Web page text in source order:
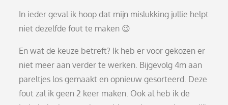
In ieder geval ik hoop dat mijn mislukking jullie helpt
niet dezelfde fout te maken 😉
En wat de keuze betreft? Ik heb er voor gekozen er
niet meer aan verder te werken. Bijgevolg 4m aan
pareltjes los gemaakt en opnieuw gesorteerd. Deze
fout zal ik geen 2 keer maken. Ook al heb ik de